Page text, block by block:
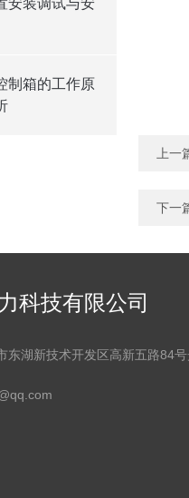
安装调试与安
制箱的工作原
上一
下一
科技有限公司
东湖新技术开发区高新五路84